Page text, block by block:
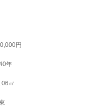
円
年
㎡